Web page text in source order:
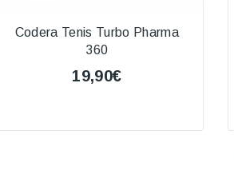
Codera Tenis Turbo Pharma
360
19,90€